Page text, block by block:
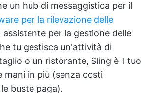
un hub di messaggistica per il
per la rilevazione delle
assistente per la gestione delle
tu gestisca un'attività di
o un ristorante, Sling è il tuo
mani in più (senza costi
buste paga).